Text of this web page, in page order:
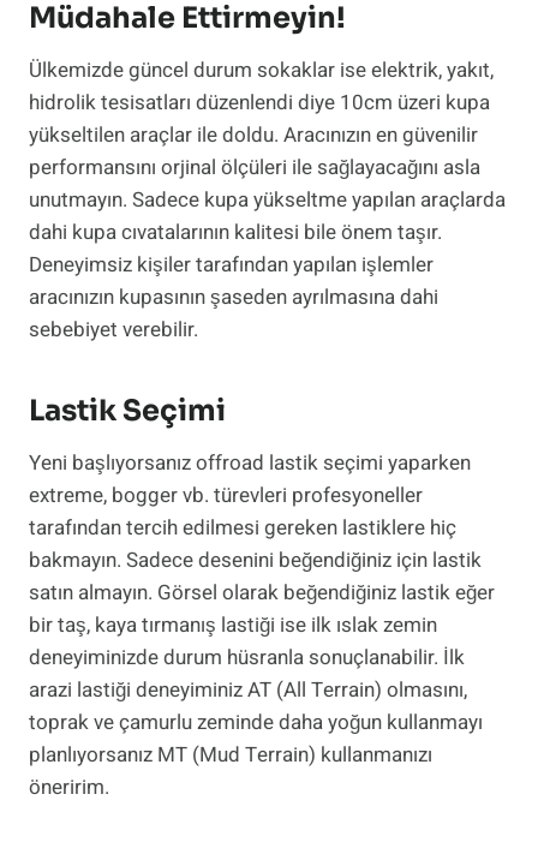
Müdahale Ettirmeyin!
Ülkemizde güncel durum sokaklar ise elektrik, yakıt,
hidrolik tesisatları düzenlendi diye 10cm üzeri kupa
yükseltilen araçlar ile doldu. Aracınızın en güvenilir
performansını orjinal ölçüleri ile sağlayacağını asla
unutmayın. Sadece kupa yükseltme yapılan araçlarda
dahi kupa cıvatalarının kalitesi bile önem taşır.
Deneyimsiz kişiler tarafından yapılan işlemler
aracınızın kupasının şaseden ayrılmasına dahi
sebebiyet verebilir.
Lastik Seçimi
Yeni başlıyorsanız offroad lastik seçimi yaparken
extreme, bogger vb. türevleri profesyoneller
tarafından tercih edilmesi gereken lastiklere hiç
bakmayın. Sadece desenini beğendiğiniz için lastik
satın almayın. Görsel olarak beğendiğiniz lastik eğer
bir taş, kaya tırmanış lastiği ise ilk ıslak zemin
deneyiminizde durum hüsranla sonuçlanabilir. İlk
arazi lastiği deneyiminiz AT (All Terrain) olmasını,
toprak ve çamurlu zeminde daha yoğun kullanmayı
planlıyorsanız MT (Mud Terrain) kullanmanızı
öneririm.